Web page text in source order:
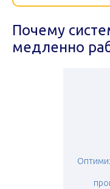
Почему
медленно